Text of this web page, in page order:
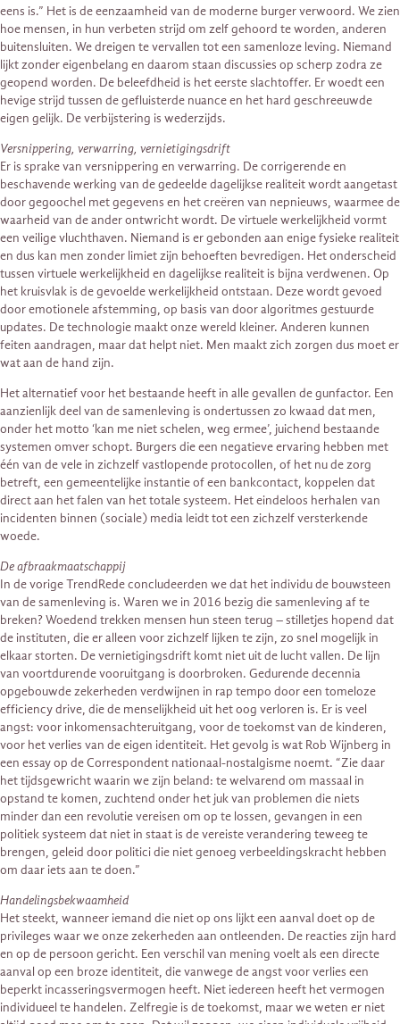
eens is.” Het is de eenzaamheid van de moderne burger verwoord. We zien
hoe mensen, in hun verbeten strijd om zelf gehoord te worden, anderen
buitensluiten. We dreigen te vervallen tot een samenloze leving. Niemand
lijkt zonder eigenbelang en daarom staan discussies op scherp zodra ze
geopend worden. De beleefdheid is het eerste slachtoffer. Er woedt een
hevige strijd tussen de gefluisterde nuance en het hard geschreeuwde
eigen gelijk. De verbijstering is wederzijds.
Versnippering, verwarring, vernietigingsdrift
Er is sprake van versnippering en verwarring. De corrigerende en
beschavende werking van de gedeelde dagelijkse realiteit wordt aangetast
door gegoochel met gegevens en het creëren van nepnieuws, waarmee de
waarheid van de ander ontwricht wordt. De virtuele werkelijkheid vormt
een veilige vluchthaven. Niemand is er gebonden aan enige fysieke realiteit
en dus kan men zonder limiet zijn behoeften bevredigen. Het onderscheid
tussen virtuele werkelijkheid en dagelijkse realiteit is bijna verdwenen. Op
het kruisvlak is de gevoelde werkelijkheid ontstaan. Deze wordt gevoed
door emotionele afstemming, op basis van door algoritmes gestuurde
updates. De technologie maakt onze wereld kleiner. Anderen kunnen
feiten aandragen, maar dat helpt niet. Men maakt zich zorgen dus moet er
wat aan de hand zijn.
Het alternatief voor het bestaande heeft in alle gevallen de gunfactor. Een
aanzienlijk deel van de samenleving is ondertussen zo kwaad dat men,
onder het motto ‘kan me niet schelen, weg ermee’, juichend bestaande
systemen omver schopt. Burgers die een negatieve ervaring hebben met
één van de vele in zichzelf vastlopende protocollen, of het nu de zorg
betreft, een gemeentelijke instantie of een bankcontact, koppelen dat
direct aan het falen van het totale systeem. Het eindeloos herhalen van
incidenten binnen (sociale) media leidt tot een zichzelf versterkende
woede.
De afbraakmaatschappij
In de vorige TrendRede concludeerden we dat het individu de bouwsteen
van de samenleving is. Waren we in 2016 bezig die samenleving af te
breken? Woedend trekken mensen hun steen terug – stilletjes hopend dat
de instituten, die er alleen voor zichzelf lijken te zijn, zo snel mogelijk in
elkaar storten. De vernietigingsdrift komt niet uit de lucht vallen. De lijn
van voortdurende vooruitgang is doorbroken. Gedurende decennia
opgebouwde zekerheden verdwijnen in rap tempo door een tomeloze
efficiency drive, die de menselijkheid uit het oog verloren is. Er is veel
angst: voor inkomensachteruitgang, voor de toekomst van de kinderen,
voor het verlies van de eigen identiteit. Het gevolg is wat Rob Wijnberg in
een essay op de Correspondent nationaal-nostalgisme noemt. “Zie daar
het tijdsgewricht waarin we zijn beland: te welvarend om massaal in
opstand te komen, zuchtend onder het juk van problemen die niets
minder dan een revolutie vereisen om op te lossen, gevangen in een
politiek systeem dat niet in staat is de vereiste verandering teweeg te
brengen, geleid door politici die niet genoeg verbeeldingskracht hebben
om daar iets aan te doen.”
Handelingsbekwaamheid
Het steekt, wanneer iemand die niet op ons lijkt een aanval doet op de
privileges waar we onze zekerheden aan ontleenden. De reacties zijn hard
en op de persoon gericht. Een verschil van mening voelt als een directe
aanval op een broze identiteit, die vanwege de angst voor verlies een
beperkt incasseringsvermogen heeft. Niet iedereen heeft het vermogen
individueel te handelen. Zelfregie is de toekomst, maar we weten er niet